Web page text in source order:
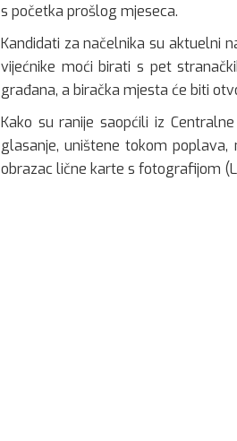
s početka prošlog mjeseca.
Kandidati za načelnika su aktuelni
vijećnike moći birati s pet
građana, a biračka mjesta će biti
Kako su ranije saopćili iz
glasanje, uništene tokom
obrazac lične karte s fotografijom